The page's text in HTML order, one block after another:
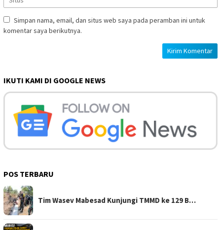
Simpan nama, email, dan situs web saya pada peramban ini untuk
komentar saya berikutnya.
IKUTI KAMI DI GOOGLE NEWS
POS TERBARU
Tim Wasev Mabesad Kunjungi TMMD ke 129 B…